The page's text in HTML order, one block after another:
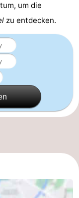
um die
zu entdecken.